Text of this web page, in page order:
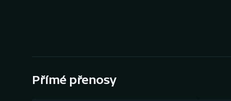
Přímé přenosy